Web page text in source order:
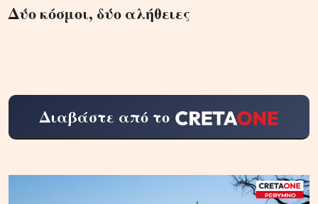
Δύο κόσμοι, δύο αλήθειες
Διαβάστε από το